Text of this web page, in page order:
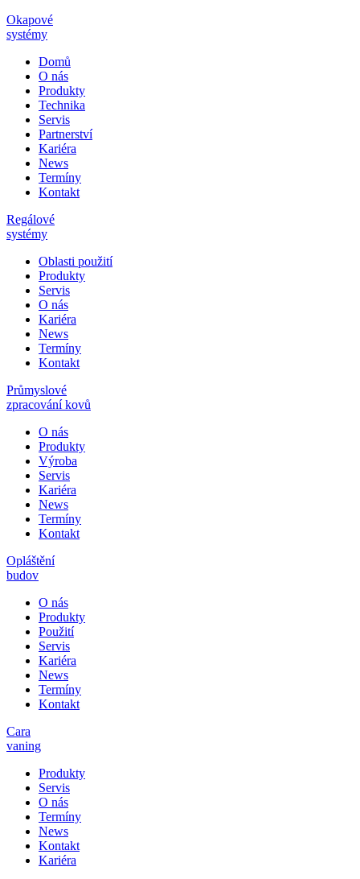
Okapové
systémy
Domů
O nás
Produkty
Technika
Servis
Partnerství
Kariéra
News
Termíny
Kontakt
Regálové
systémy
Oblasti použití
Produkty
Servis
O nás
Kariéra
News
Termíny
Kontakt
Průmyslové
zpracování kovů
O nás
Produkty
Výroba
Servis
Kariéra
News
Termíny
Kontakt
Opláštění
budov
O nás
Produkty
Použití
Servis
Kariéra
News
Termíny
Kontakt
Cara
vaning
Produkty
Servis
O nás
Termíny
News
Kontakt
Kariéra